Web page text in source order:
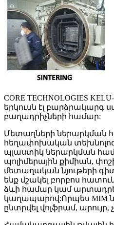
CORE TECHNOLOGIES
երկուսն էլ բարձրակարգ
բաղադրիչների համար:
Մետաղների ներարկման
հեղափոխական
պլաստիկ ներարկման
պոլիմերային քիմիան,
մետաղական նյութերի
ենք մշակել բորբոս
ձևի համար կամ
կաղապարով:Որպես MIM
ընտրվել վոլֆրամ,